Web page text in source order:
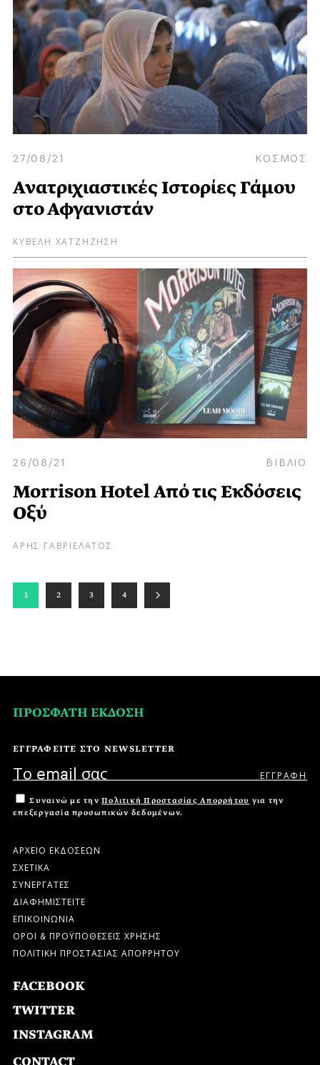
27/08/21 ΚΟΣΜΟΣ
Ανατριχιαστικές Ιστορίες Γάμου
στο Αφγανιστάν
ΚΥΒΕΛΗ ΧΑΤΖΗΖΗΣΗ
26/08/21 ΒΙΒΛΙΟ
Morrison Hotel Από τις Εκδόσεις
Οξύ
ΑΡΗΣ ΓΑΒΡΙΕΛΑΤΟΣ
1 2 3 4
ΠΡΟΣΦΑΤΗ ΕΚΔΟΣΗ
ΕΓΓΡΑΦΕΙΤΕ ΣΤΟ NEWSLETTER
Συναινώ με την Πολιτική Προστασίας Απορρήτου για την
επεξεργασία προσωπικών δεδομένων.
ΑΡΧΕΙΟ ΕΚΔΟΣΕΩΝ
ΣΧΕΤΙΚΑ
ΣΥΝΕΡΓΑΤΕΣ
ΔΙΑΦΗΜΙΣΤΕΙΤΕ
ΕΠΙΚΟΙΝΩΝΙΑ
ΟΡΟΙ & ΠΡΟΫΠΟΘΕΣΕΙΣ ΧΡΗΣΗΣ
ΠΟΛΙΤΙΚΗ ΠΡΟΣΤΑΣΙΑΣ ΑΠΟΡΡΗΤΟΥ
FACEBOOK
TWITTER
INSTAGRAM